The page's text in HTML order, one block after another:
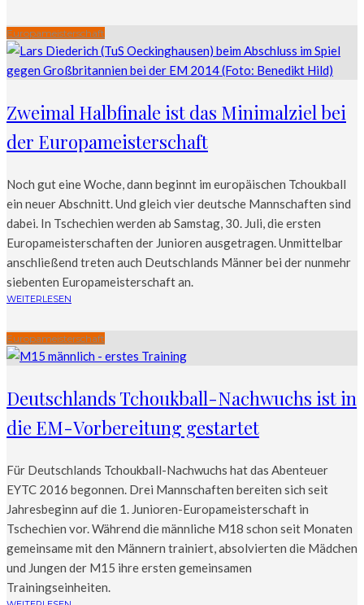
Europameisterschaft
Zweimal Halbfinale ist das Minimalziel bei
der Europameisterschaft
Noch gut eine Woche, dann beginnt im europäischen Tchoukball
ein neuer Abschnitt. Und gleich vier deutsche Mannschaften sind
dabei. In Tschechien werden ab Samstag, 30. Juli, die ersten
Europameisterschaften der Junioren ausgetragen. Unmittelbar
anschließend treten auch Deutschlands Männer bei der nunmehr
siebenten Europameisterschaft an.
WEITERLESEN
Europameisterschaft
Deutschlands Tchoukball-Nachwuchs ist in
die EM-Vorbereitung gestartet
Für Deutschlands Tchoukball-Nachwuchs hat das Abenteuer
EYTC 2016 begonnen. Drei Mannschaften bereiten sich seit
Jahresbeginn auf die 1. Junioren-Europameisterschaft in
Tschechien vor. Während die männliche M18 schon seit Monaten
gemeinsame mit den Männern trainiert, absolvierten die Mädchen
und Jungen der M15 ihre ersten gemeinsamen
Trainingseinheiten.